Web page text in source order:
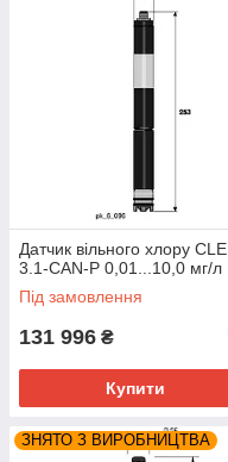
Датчик вільного хлору CLE
3.1-CAN-P 0,01...10,0 мг/л
Під замовлення
131 996 ₴
Купити
ЗНЯТО З ВИРОБНИЦТВА